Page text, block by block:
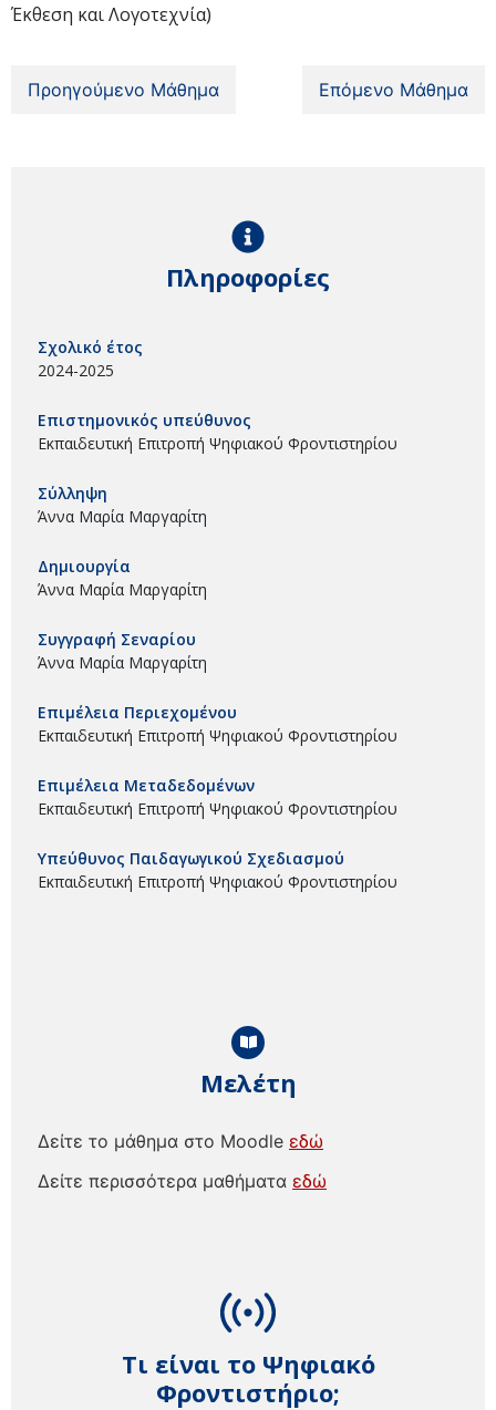
Έκθεση και Λογοτεχνία)
Προηγούμενο Μάθημα Επόμενο Μάθημα
Τι είναι το Ψηφιακό
Φροντιστήριο;
Μελέτη
Δείτε το μάθημα στο Moodle εδώ
Δείτε περισσότερα μαθήματα εδώ
Πληροφορίες
Σχολικό έτος
2024-2025
Επιστημονικός υπεύθυνος
Εκπαιδευτική Επιτροπή Ψηφιακού Φροντιστηρίου
Σύλληψη
Άννα Μαρία Μαργαρίτη
Δημιουργία
Άννα Μαρία Μαργαρίτη
Συγγραφή Σεναρίου
Άννα Μαρία Μαργαρίτη
Επιμέλεια Περιεχομένου
Εκπαιδευτική Επιτροπή Ψηφιακού Φροντιστηρίου
Επιμέλεια Μεταδεδομένων
Εκπαιδευτική Επιτροπή Ψηφιακού Φροντιστηρίου
Υπεύθυνος Παιδαγωγικού Σχεδιασμού
Εκπαιδευτική Επιτροπή Ψηφιακού Φροντιστηρίου